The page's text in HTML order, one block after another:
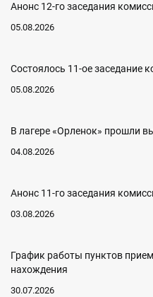
Анонс 12-го заседания
05.08.2026
Состоялось 11-ое заседание
05.08.2026
В лагере «Орленок» прошли
04.08.2026
Анонс 11-го заседания
03.08.2026
График работы пунктов
нахождения
30.07.2026